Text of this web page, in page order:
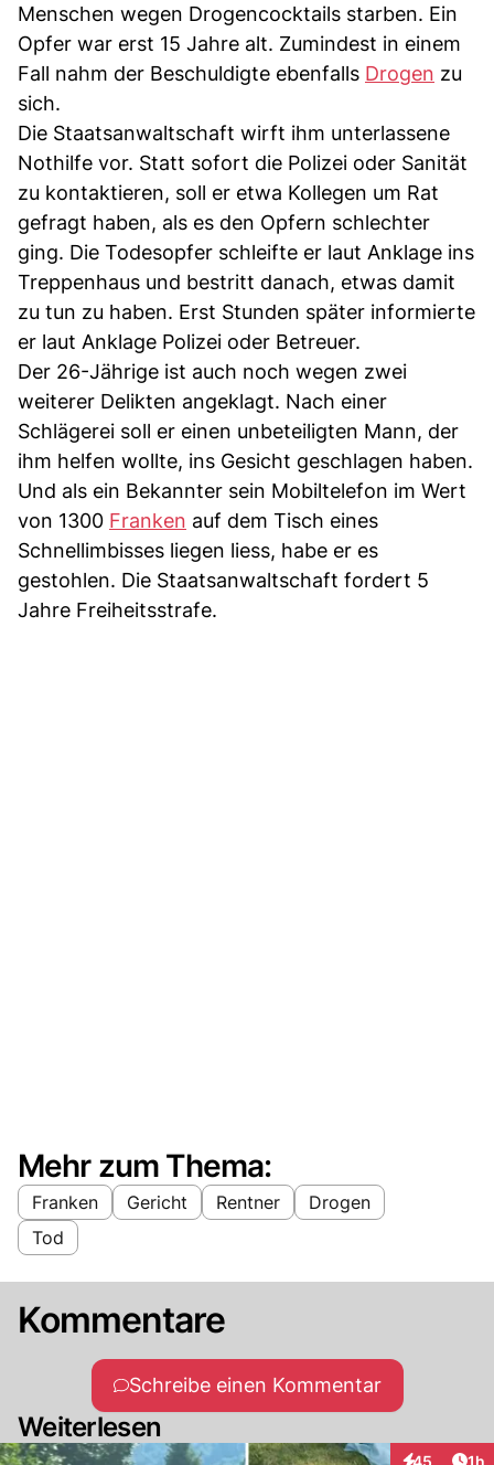
Menschen wegen Drogencocktails starben. Ein
Opfer war erst 15 Jahre alt. Zumindest in einem
Fall nahm der Beschuldigte ebenfalls Drogen zu
sich.
Die Staatsanwaltschaft wirft ihm unterlassene
Nothilfe vor. Statt sofort die Polizei oder Sanität
zu kontaktieren, soll er etwa Kollegen um Rat
gefragt haben, als es den Opfern schlechter
ging. Die Todesopfer schleifte er laut Anklage ins
Treppenhaus und bestritt danach, etwas damit
zu tun zu haben. Erst Stunden später informierte
er laut Anklage Polizei oder Betreuer.
Der 26-Jährige ist auch noch wegen zwei
weiterer Delikten angeklagt. Nach einer
Schlägerei soll er einen unbeteiligten Mann, der
ihm helfen wollte, ins Gesicht geschlagen haben.
Und als ein Bekannter sein Mobiltelefon im Wert
von 1300 Franken auf dem Tisch eines
Schnellimbisses liegen liess, habe er es
gestohlen. Die Staatsanwaltschaft fordert 5
Jahre Freiheitsstrafe.
Mehr zum Thema:
Franken Gericht Rentner
Drogen
Tod
Kommentare
Schreibe einen Kommentar
Weiterlesen
45 1h